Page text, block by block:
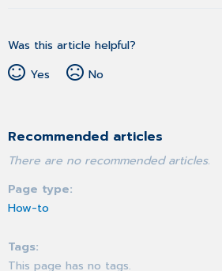
Was this article helpful?
Yes
No
Recommended articles
There are no recommended articles.
Page type
How-to
Tags
This page has no tags.